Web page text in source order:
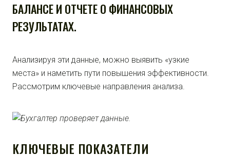
БАЛАНСЕ И ОТЧЕТЕ О ФИНАНСОВЫХ
РЕЗУЛЬТАТАХ.
Анализируя эти данные, можно выявить «узкие
места» и наметить пути повышения эффективности.
Рассмотрим ключевые направления анализа.
КЛЮЧЕВЫЕ ПОКАЗАТЕЛИ